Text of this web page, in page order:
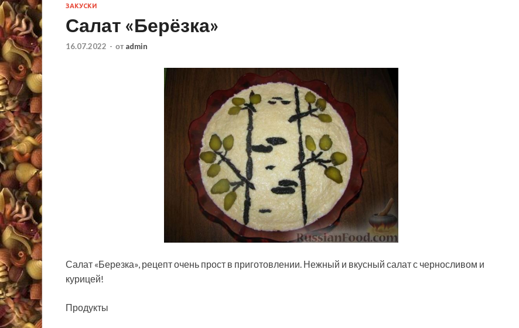
ЗАКУСКИ
Салат «Берёзка»
16.07.2022 - от admin
Салат «Березка», рецепт очень прост в приготовлении. Нежный и вкусный салат с черносливом и
курицей!
Продукты